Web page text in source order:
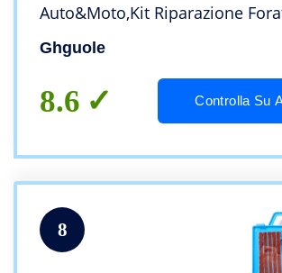
Auto&Moto,Kit Riparazione
Gomme Auto con 30pcs Strisce
Riparazione Pneumatici per
Camion/ATV/Trattore/Camper/
Ghguole
8.6 Controlla Su
8